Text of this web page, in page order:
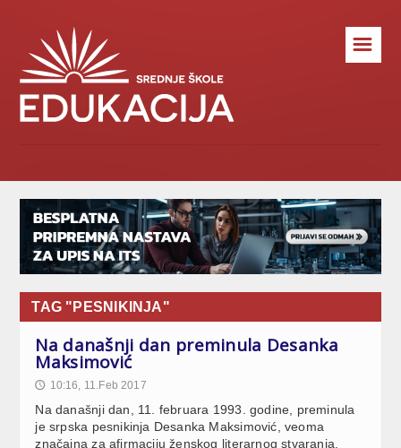
☰
TAG "PESNIKINJA"
Na današnji dan preminula Desanka
Maksimović
🕔 10:16, 11.Feb 2017
Na današnji dan, 11. februara 1993. godine, preminula
je srpska pesnikinja Desanka Maksimović, veoma
značajna za afirmaciju ženskog literarnog stvaranja.